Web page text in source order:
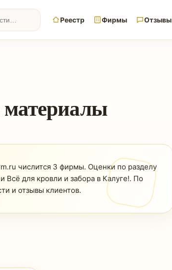
Реестр Фирмы Отзывы
числится 3 фирмы. Оценки по разделу
для кровли и забора в Калуге!. По
и отзывы клиентов.